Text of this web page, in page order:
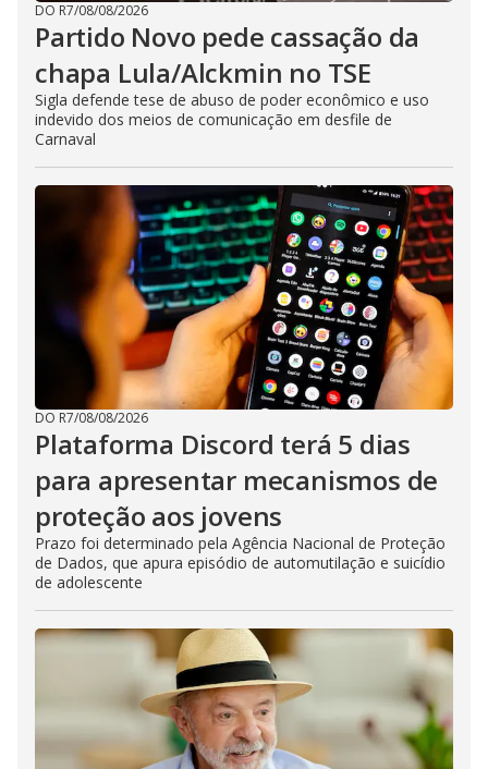
DO R7/08/08/2026
Partido Novo pede cassação da
chapa Lula/Alckmin no TSE
Sigla defende tese de abuso de poder econômico e uso
indevido dos meios de comunicação em desfile de
Carnaval
DO R7/08/08/2026
Plataforma Discord terá 5 dias
para apresentar mecanismos de
proteção aos jovens
Prazo foi determinado pela Agência Nacional de Proteção
de Dados, que apura episódio de automutilação e suicídio
de adolescente